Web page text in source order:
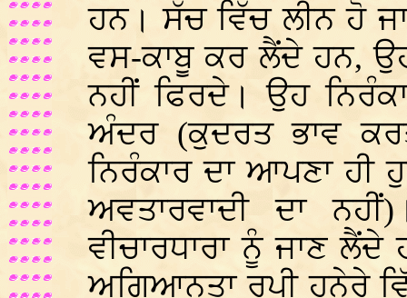
ਹਨ। ਸੱਚ ਵਿੱਚ ਲੀਨ ਹੋ
ਵਸ-ਕਾਬੂ ਕਰ ਲੈਂਦੇ ਹਨ,
ਨਹੀਂ ਫਿਰਦੇ। ਉਹ
ਅੰਦਰ (ਕੁਦਰਤ ਭਾਵ
ਨਿਰੰਕਾਰ ਦਾ ਆਪਣਾ ਹੀ
ਅਵਤਾਰਵਾਦੀ ਦਾ
ਵੀਚਾਰਧਾਰਾ ਨੂੰ ਜਾਣ
ਅਗਿਆਨਤਾ ਰੂਪੀ ਹਨੇਰੇ